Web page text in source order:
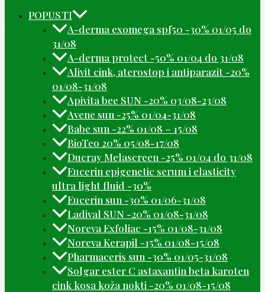
POPUSTI
A-derma exomega spf50 -30% 01/05 do
31/08
A-derma protect -50% 01/04 do 31/08
Alivit cink, aterostop i antiparazit -20%
01/08-31/08
Apivita bee SUN -20% 03/08-23/08
Avene sun -25% 01/04-31/08
Babe sun -22% 01/08 – 15/08
BioTeo 20% 05/08-17/08
Ducray Melascreen -25% 01/04 do 31/08
Eucerin epigenetic serum i elasticity
ultra light fluid -30%
Eucerin sun -30% 01/06-31/08
Ladival SUN -20% 01/08-31/08
Noreva Exfoliac -15% 01/08-31/08
Noreva Kerapil -15% 01/08-15/08
Pharmaceris sun -30% 01/05-31/08
Solgar ester C astaxantin beta karoten
cink kosa koža nokti -20% 01/08-15/08